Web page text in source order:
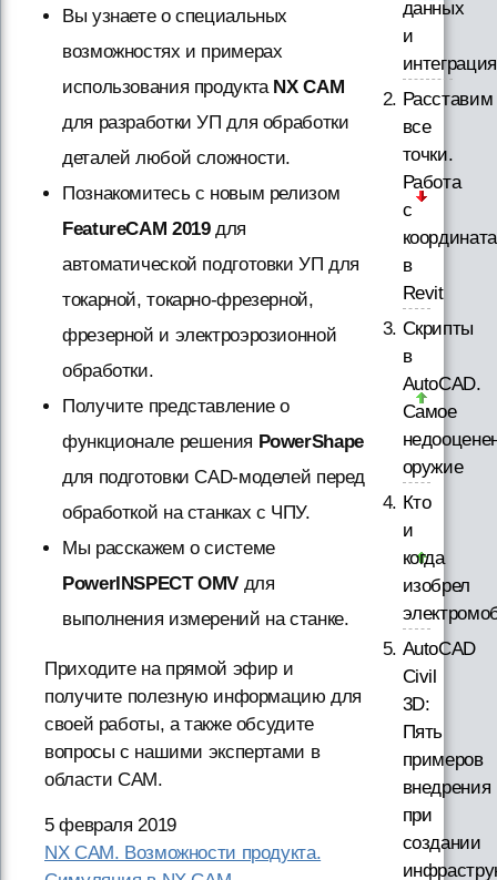
Вы узнаете о специальных
возможностях и примерах
использования продукта NX CAM
для разработки УП для обработки
деталей любой сложности.
Познакомитесь с новым релизом
FeatureCAM 2019для
автоматической подготовки УП для
токарной, токарно-фрезерной,
фрезерной и электроэрозионной
обработки.
Получите представление о
функционале решения PowerShape
для подготовки CAD-моделей перед
обработкой на станках с ЧПУ.
Мы расскажем о системе
PowerINSPECT OMV для
выполнения измерений на станке.
Приходите на прямой эфир и
получите полезную информацию для
своей работы, а также обсудите
вопросы с нашими экспертами в
области CAM.
5 февраля 2019
NX CAM. Возможности продукта.
данных
и
интеграция
Расставим
все
точки.
Работа
с
в
Revit
Скрипты
в
AutoCAD.
Самое
оружие
Кто
и
когда
изобрел
AutoCAD
Civil
3D:
Пять
примеров
внедрения
при
создании